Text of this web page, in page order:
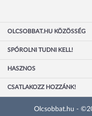
OLCSOBBAT.HU KÖZÖSSÉG
SPÓROLNI TUDNI KELL!
HASZNOS
CSATLAKOZZ HOZZÁNK!
Olcsobbat.hu -